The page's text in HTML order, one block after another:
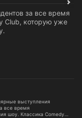
за все время
Club, которую уже
выступления
все время
шоу. Классика Comedy